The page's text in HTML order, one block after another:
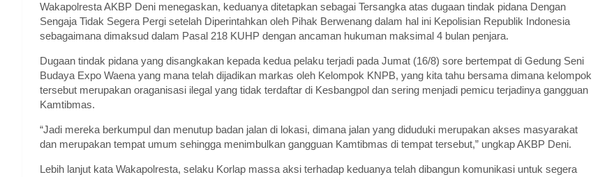
Wakapolresta AKBP Deni menegaskan, keduanya ditetapkan sebagai Tersangka atas dugaan tindak pidana Dengan
Sengaja Tidak Segera Pergi setelah Diperintahkan oleh Pihak Berwenang dalam hal ini Kepolisian Republik Indonesia
sebagaimana dimaksud dalam Pasal 218 KUHP dengan ancaman hukuman maksimal 4 bulan penjara.
Dugaan tindak pidana yang disangkakan kepada kedua pelaku terjadi pada Jumat (16/8) sore bertempat di Gedung Seni
Budaya Expo Waena yang mana telah dijadikan markas oleh Kelompok KNPB, yang kita tahu bersama dimana kelompok
tersebut merupakan oraganisasi ilegal yang tidak terdaftar di Kesbangpol dan sering menjadi pemicu terjadinya gangguan
Kamtibmas.
“Jadi mereka berkumpul dan menutup badan jalan di lokasi, dimana jalan yang diduduki merupakan akses masyarakat
dan merupakan tempat umum sehingga menimbulkan gangguan Kamtibmas di tempat tersebut,” ungkap AKBP Deni.
Lebih lanjut kata Wakapolresta, selaku Korlap massa aksi terhadap keduanya telah dibangun komunikasi untuk segera